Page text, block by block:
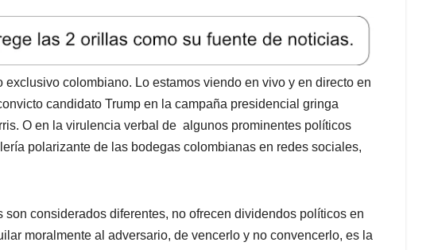
exclusivo colombiano. Lo estamos viendo en vivo y en directo en
candidato Trump en la campaña presidencial gringa
O en la virulencia verbal de algunos prominentes políticos
polarizante de las bodegas colombianas en redes sociales,
son considerados diferentes, no ofrecen dividendos políticos en
moralmente al adversario, de vencerlo y no convencerlo, es la